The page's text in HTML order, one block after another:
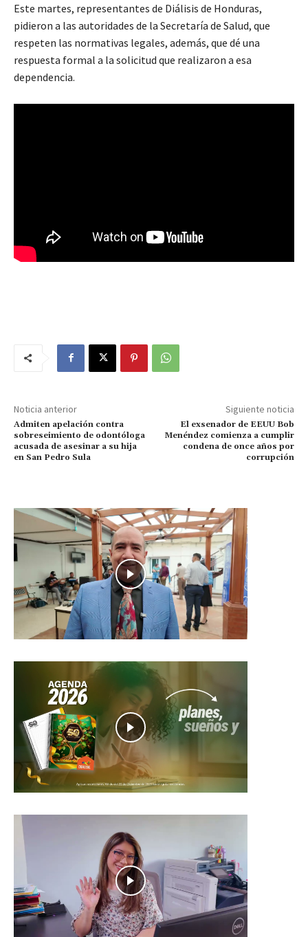
Este martes, representantes de Diálisis de Honduras,
pidieron a las autoridades de la Secretaría de Salud, que
respeten las normativas legales, además, que dé una
respuesta formal a la solicitud que realizaron a esa
dependencia.
Noticia anterior
Admiten apelación contra
sobreseimiento de odontóloga
acusada de asesinar a su hija
en San Pedro Sula
Siguiente noticia
El exsenador de EEUU Bob
Menéndez comienza a cumplir
condena de once años por
corrupción